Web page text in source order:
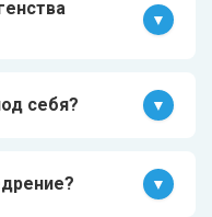
клиентских запросов
информации.
просмотры.
себя?
клиента. Мы
интеграцию в